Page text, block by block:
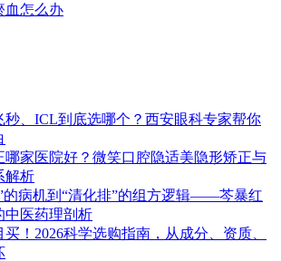
血怎么办
秒、ICL到底选哪个？西安眼科专家帮你
哪家医院好？微笑口腔隐适美隐形矫正与
解析
的病机到“清化排”的组方逻辑——芩暴红
中医药理剖析
！2026科学选购指南，从成分、资质、